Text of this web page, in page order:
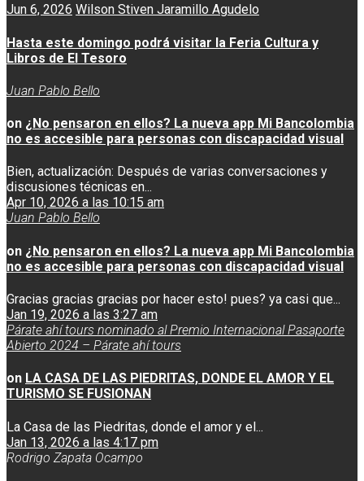
Jun 6, 2026 Wilson Stiven Jaramillo Agudelo
Hasta este domingo podrá visitar la Feria Cultura y
Libros de El Tesoro
Juan Pablo Bello
on ¿No pensaron en ellos? La nueva app Mi Bancolombia
no es accesible para personas con discapacidad visual
Bien, actualización: Después de varias conversaciones y
discusiones técnicas en...
Apr 10, 2026 a las 10:15 am
Juan Pablo Bello
on ¿No pensaron en ellos? La nueva app Mi Bancolombia
no es accesible para personas con discapacidad visual
Gracias gracias gracias por hacer esto! pues? ya casi que...
Jan 19, 2026 a las 3:27 am
Párate ahí tours nominado al Premio Internacional Pasaporte
Abierto 2024 – Párate ahí tours
on LA CASA DE LAS PIEDRITAS, DONDE EL AMOR Y EL
TURISMO SE FUSIONAN
La Casa de las Piedritas, donde el amor y el...
Jan 13, 2026 a las 4:17 pm
Rodrigo Zapata Ocampo